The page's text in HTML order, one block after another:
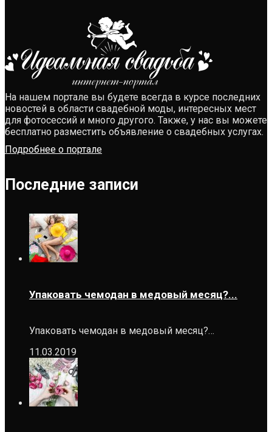
На нашем портале вы будете всегда в курсе последних
новостей в области свадебной моды, интересных мест
для фотосессий и много другого. Также, у нас вы можете
бесплатно разместить объявление о свадебных услугах.
Подробнее о портале
Последние записи
Упаковать чемодан в медовый месяц?...
Упаковать чемодан в медовый месяц?…
11.03.2019